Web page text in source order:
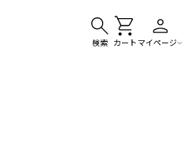
検索 カート マイページ